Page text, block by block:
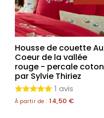
Housse de couette Au
Coeur de la vallée
rouge - percale coton
par Sylvie Thiriez
1 avis
À partir de : 14,50 €